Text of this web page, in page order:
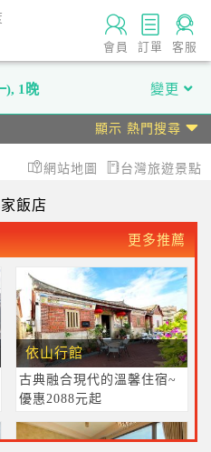
會員 訂單 客服
), 1晚 變更
顯示 熱門搜尋
網站地圖 台灣旅遊景點
飯店
更多推薦
依山行館
古典融合現代的溫馨住宿~
優惠2088元起